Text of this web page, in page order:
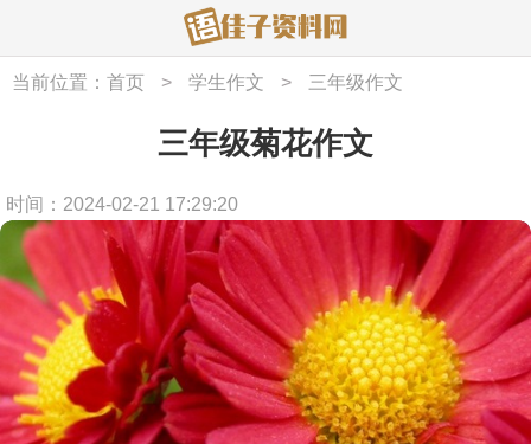
当前位置： 首页 > 学生作文 > 三年级作文
三年级菊花作文
时间：2024-02-21 17:29:20